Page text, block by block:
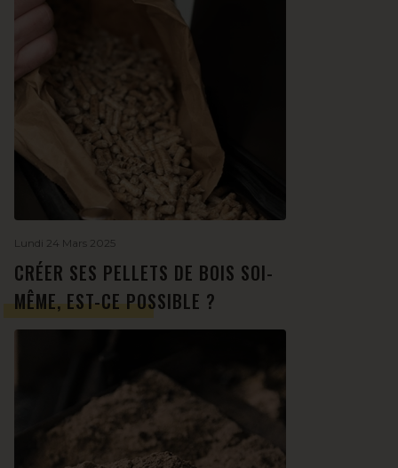
Lundi 24 Mars 2025
CRÉER SES PELLETS DE BOIS SOI-
MÊME, EST-CE POSSIBLE ?